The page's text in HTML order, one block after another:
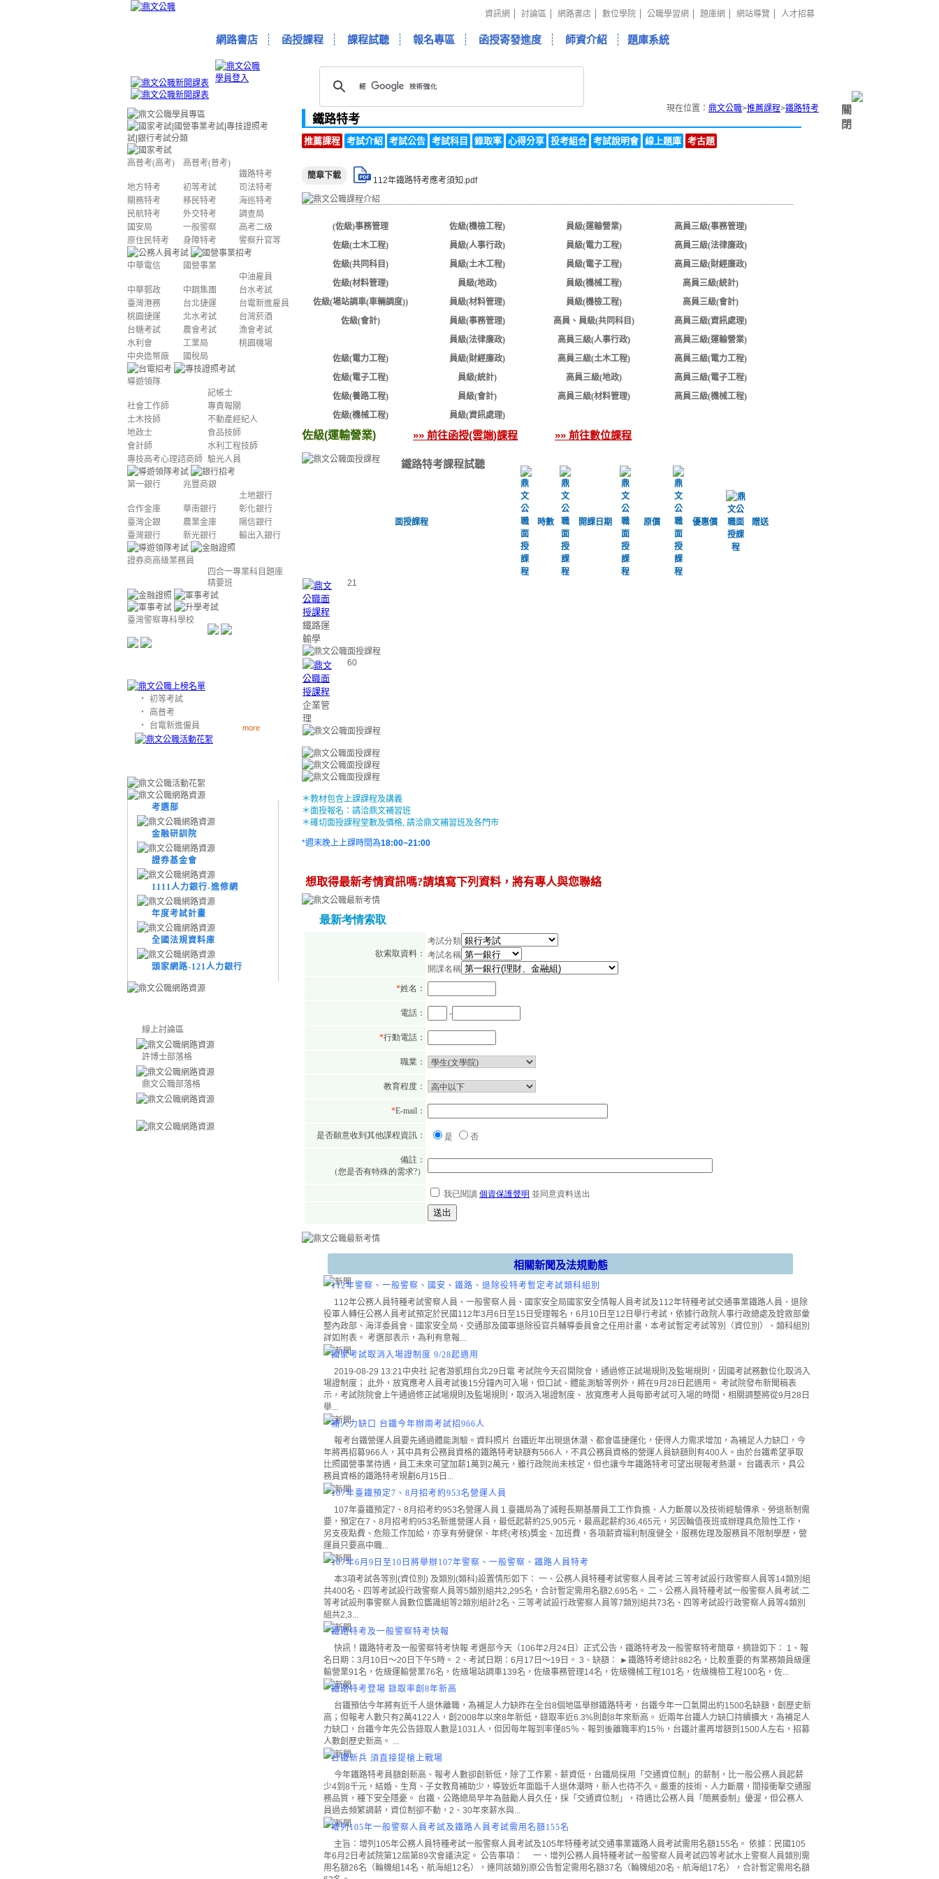
資訊網 討論區 網路書店 數位學院 公職學習網 題庫網 網站導覽 人才招募
網路書店 函授課程 課程試聽 報名專區 函授寄發進度 師資介紹 題庫系統
高普考(高考)
高普考(普考)
鐵路特考
地方特考
初等考試
司法特考
關務特考
移民特考
海巡特考
民航特考
外交特考
調查局
國安局
一般警察
高考二級
原住民特考
身障特考 警察升官等
中華電信
國營事業
中油雇員
中華郵政
中鋼集團
台水考試
臺灣港務
台北捷運
台電新進雇員
桃園捷運
北水考試
台灣菸酒
台糖考試
農會考試
漁會考試
水利會
工業局
桃園機場
中央造幣廠
國稅局
導遊領隊
記帳士
社會工作師
專責報關
土木技師
不動產經紀人
地政士
食品技師
會計師
水利工程技師
專技高考心理諮商師 驗光人員
第一銀行
兆豐商銀
土地銀行
合作金庫
華南銀行
彰化銀行
臺灣企銀
農業金庫
陽信銀行
臺灣銀行
新光銀行 輸出入銀行
證券商高級業務員
四合一專業科目題庫
精要班
臺灣警察專科學校
‧
初等考試
‧
高普考
‧
台電新進僱員 more
考選部
金融研訓院
證券基金會
1111人力銀行-進修網
年度考試計畫
全國法規資料庫
頭家網路-121人力銀行
線上討論區
許博士部落格
鼎文公職部落格
現在位置： 鼎文公職>推薦課程>鐵路特考
鐵路特考
推薦課程 考試介紹 考試公告 考試科目 錄取率 心得分享 投考組合 考試說明會 線上題庫 考古題
簡章下載 112年鐵路特考應考須知.pdf
(佐級)事務管理 佐級(機檢工程) 員級(運輸營業)
高員三級(事務管理)
佐級(土木工程)
員級(人事行政) 員級(電力工程)
高員三級(法律廉政)
佐級(共同科目)
員級(土木工程) 員級(電子工程)
高員三級(財經廉政)
佐級(材料管理)
員級(地政) 員級(機械工程)
高員三級(統計)
佐級(場站調車(車輛調度))
員級(材料管理) 員級(機檢工程)
高員三級(會計)
佐級(會計)
員級(事務管理) 高員、員級(共同科目)
高員三級(資訊處理)
員級(法律廉政) 高員三級(人事行政)
高員三級(運輸營業)
佐級(電力工程)
員級(財經廉政) 高員三級(土木工程)
高員三級(電力工程)
佐級(電子工程)
員級(統計) 高員三級(地政)
高員三級(電子工程)
佐級(養路工程)
員級(會計) 高員三級(材料管理)
高員三級(機械工程)
佐級(機械工程)
員級(資訊處理)
佐級(運輸營業) »» 前往函授(雲端)課程 »» 前往數位課程
鐵路特考課程試聽
面授課程 時數 開課日期 原價 優惠價 贈送
鐵路運
輸學
21
企業管
理
60
＊教材包含上課課程及講義
＊面授報名：請洽鼎文補習班
＊確切面授課程堂數及價格, 請洽鼎文補習班及各門市
*週末晚上上課時間為18:00~21:00
想取得最新考情資訊嗎?請填寫下列資料，將有專人與您聯絡
相關新聞及法規動態
112年警察、一般警察、國安、鐵路、退除役特考暫定考試類科組別
112年公務人員特種考試警察人員、一般警察人員、國家安全局國家安全情報人員考試及112年特種考試交通事業鐵路人員、退除
役軍人轉任公務人員考試預定於民國112年3月6日至15日受理報名，6月10日至12日舉行考試，依據行政院人事行政總處及銓敘部彙
整內政部、海洋委員會、國家安全局、交通部及國軍退除役官兵輔導委員會之任用計畫，本考試暫定考試等別（資位別）、類科組別
詳如附表。 考選部表示，為利有意報...
國家考試取消入場證制度 9/28起適用
2019-08-29 13:21中央社 記者游凱翔台北29日電 考試院今天召開院會，通過修正試場規則及監場規則，因國考試務數位化取消入
場證制度； 此外，放寬應考人員考試後15分鐘內可入場，但口試、體能測驗等例外，將在9月28日起適用。 考試院發布新聞稿表
示，考試院院會上午通過修正試場規則及監場規則，取消入場證制度、 放寬應考人員每節考試可入場的時間，相關調整將從9月28日
舉...
補人力缺口 台鐵今年辦兩考試招966人
報考台鐵營運人員要先通過體能測驗。資料照片 台鐵近年出現退休潮、都會區捷運化，使得人力需求增加，為補足人力缺口，今
年將再招募966人，其中具有公務員資格的鐵路特考缺額有566人，不具公務員資格的營運人員缺額則有400人。由於台鐵希望爭取
比照國營事業待遇，員工未來可望加薪1萬到2萬元，雖行政院尚未核定，但也讓今年鐵路特考可望出現報考熱潮。 台鐵表示，具公
務員資格的鐵路特考規劃6月15日...
107年臺鐵預定7、8月招考約953名營運人員
107年臺鐵預定7、8月招考約953名營運人員 1.臺鐵局為了減輕長期基層員工工作負擔、人力斷層以及技術經驗傳承、勞退新制需
要，預定在7、8月招考約953名新進營運人員，最低起薪約25,905元，最高起薪約36,465元，另因輪值夜班或辦理具危險性工作，
另支夜點費、危險工作加給，亦享有勞健保、年終(考核)獎金、加班費，各項薪資福利制度健全，服務佐理及服務員不限制學歷，營
運員只要高中職...
107年6月9日至10日將舉辦107年警察、一般警察、鐵路人員特考
本3項考試各等別(資位別) 及類別(類科)設置情形如下： 一、公務人員特種考試警察人員考試:三等考試設行政警察人員等14類別組
共400名、四等考試設行政警察人員等5類別組共2,295名，合計暫定需用名額2,695名。 二、公務人員特種考試一般警察人員考試:二
等考試設刑事警察人員數位鑑識組等2類別組計2名、三等考試設行政警察人員等7類別組共73名、四等考試設行政警察人員等4類別
組共2,3...
鐵路特考及一般警察特考快報
快訊！鐵路特考及一般警察特考快報 考選部今天（106年2月24日）正式公告，鐵路特考及一般警察特考簡章，摘錄如下： 1、報
名日期：3月10日～20日下午5時。 2、考試日期：6月17日～19日。 3、缺額： ►鐵路特考總計882名，比較重要的有業務類員級運
輸營業91名，佐級運輸營業76名，佐級場站調車139名，佐級事務管理14名，佐級機械工程101名，佐級機檢工程100名，佐...
鐵路特考登場 錄取率創8年新高
台鐵預估今年將有近千人退休離職，為補足人力缺昨在全台8個地區舉辦鐵路特考，台鐵今年一口氣開出約1500名缺額，創歷史新
高；但報考人數只有2萬4122人，創2008年以來8年新低，錄取率近6.3%則創8年來新高。 近兩年台鐵人力缺口持續擴大，為補足人
力缺口，台鐵今年先公告錄取人數是1031人，但因每年報到率僅85％、報到後離職率約15％，台鐵計畫再增額到1500人左右，招募
人數創歷史新高。 ...
台鐵新兵 須直接提槍上戰場
今年鐵路特考員額創新高、報考人數卻創新低，除了工作累、薪資低，台鐵局採用「交通資位制」的薪制，比一般公務人員起薪
少4到8千元，結婚、生育、子女教育補助少，導致近年面臨千人退休潮時，新人也待不久。嚴重的技術、人力斷層，間接衝擊交通服
務品質，種下安全隱憂。 台鐵、公路總局早年為鼓勵人員久任，採「交通資位制」，待遇比公務人員「簡薦委制」優渥，但公務人
員過去頻繁調薪，資位制卻不動，2、30年來薪水與...
增列105年一般警察人員考試及鐵路人員考試需用名額155名
主旨：增列105年公務人員特種考試一般警察人員考試及105年特種考試交通事業鐵路人員考試需用名額155名。 依據：民國105
年6月2日考試院第12屆第89次會議決定。 公告事項： 一、增列公務人員特種考試一般警察人員考試四等考試水上警察人員類別需
用名額26名（輪機組14名、航海組12名），連同該類別原公告暫定需用名額37名（輪機組20名、航海組17名），合計暫定需用名額
關
閉